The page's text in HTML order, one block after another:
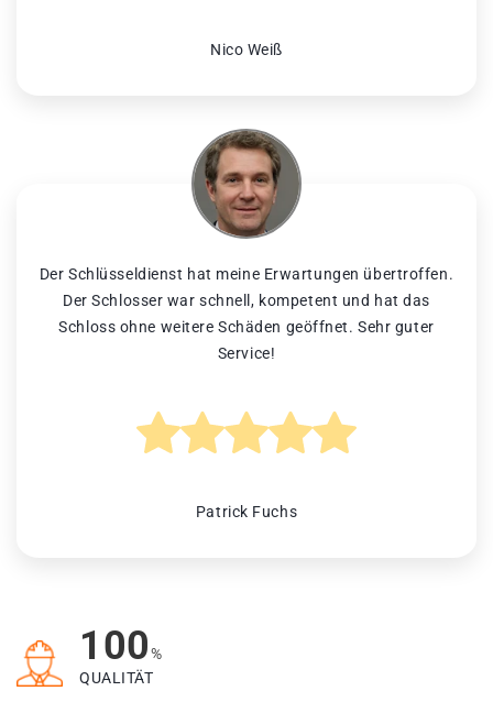
Nico Weiß
Der Schlüsseldienst hat meine Erwartungen übertroffen.
Der Schlosser war schnell, kompetent und hat das
Schloss ohne weitere Schäden geöffnet. Sehr guter
Service!
Patrick Fuchs
100%
QUALITÄT